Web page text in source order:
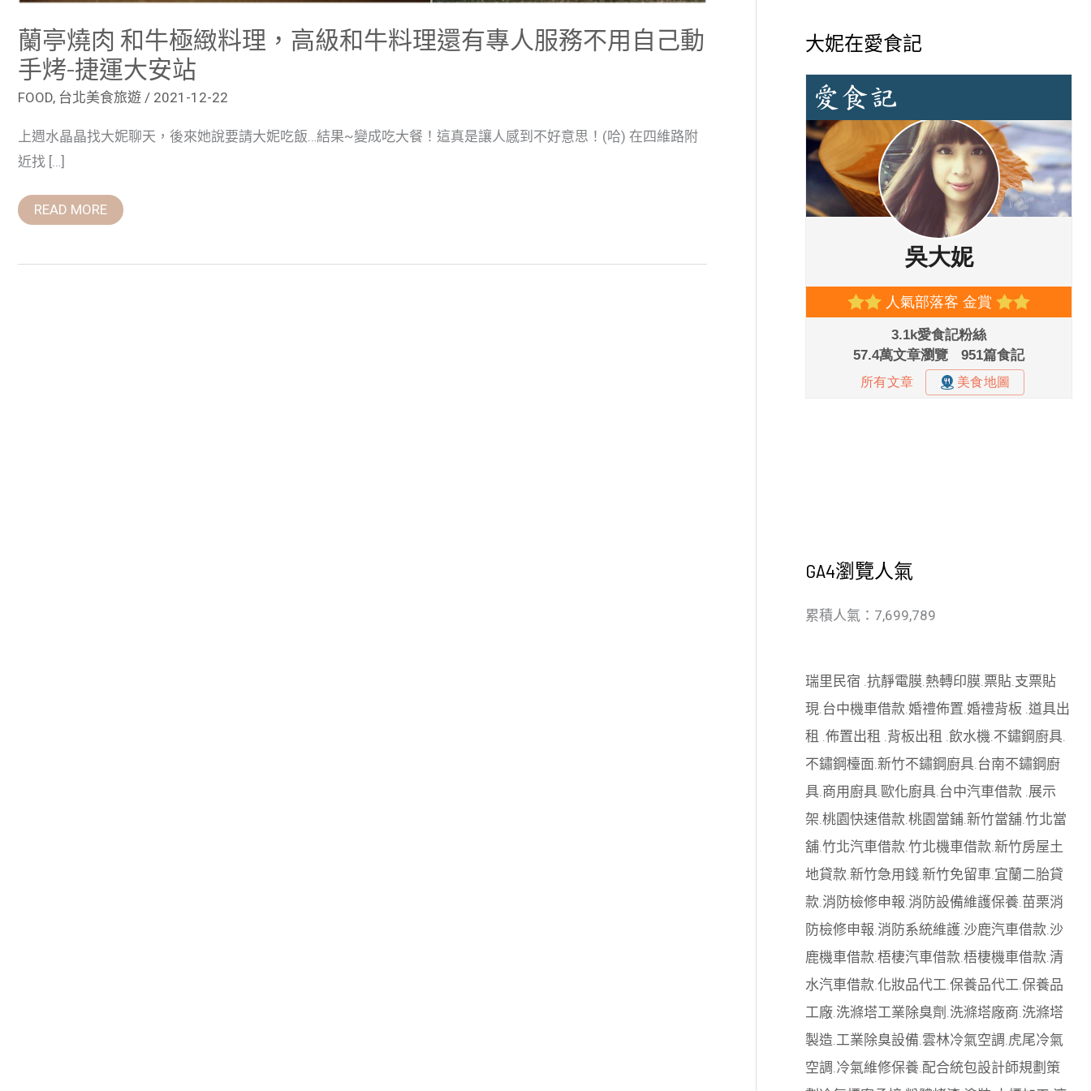
蘭亭燒肉 和牛極緻料理，高級和牛料理還有專人服務不用自己動
手烤-捷運大安站
FOOD, 台北美食旅遊 / 2021-12-22
上週水晶晶找大妮聊天，後來她說要請大妮吃飯…結果~變成吃大餐！這真是讓人感到不好意思！(哈) 在四維路附
近找 […]
手
捷
運
大
安
READ MORE
大妮在愛食記
GA4瀏覽人氣
累積人氣：7,699,789
瑞里民宿 .抗靜電膜.熱轉印膜.票貼.支票貼
現.台中機車借款.婚禮佈置.婚禮背板 .道具出
租 .佈置出租 .背板出租 .飲水機.不鏽鋼廚具.
不鏽鋼檯面.新竹不鏽鋼廚具.台南不鏽鋼廚
具.商用廚具.歐化廚具.台中汽車借款 .展示
架.桃園快速借款.桃園當鋪.新竹當舖.竹北當
舖.竹北汽車借款.竹北機車借款.新竹房屋土
地貸款.新竹急用錢.新竹免留車.宜蘭二胎貸
款.消防檢修申報.消防設備維護保養.苗栗消
防檢修申報.消防系統維護.沙鹿汽車借款.沙
鹿機車借款.梧棲汽車借款.梧棲機車借款.清
水汽車借款.化妝品代工.保養品代工.保養品
工廠.洗滌塔工業除臭劑 .洗滌塔廠商.洗滌塔
製造.工業除臭設備.雲林冷氣空調.虎尾冷氣
空調.冷氣維修保養.配合統包設計師規劃策